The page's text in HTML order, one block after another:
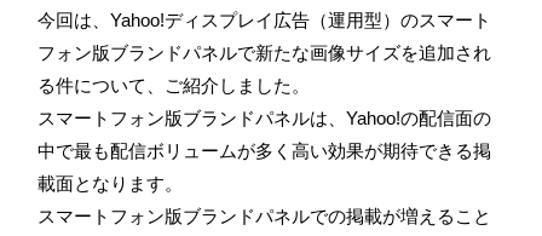
今回は、Yahoo!ディスプレイ広告（運用型）のスマート
フォン版ブランドパネルで新たな画像サイズを追加され
る件について、ご紹介しました。
スマートフォン版ブランドパネルは、Yahoo!の配信面の
中で最も配信ボリュームが多く高い効果が期待できる掲
載面となります。
スマートフォン版ブランドパネルでの掲載が増えること